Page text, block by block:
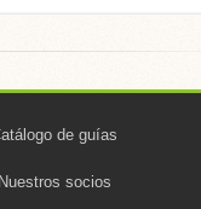
de guías
Nuestros socios